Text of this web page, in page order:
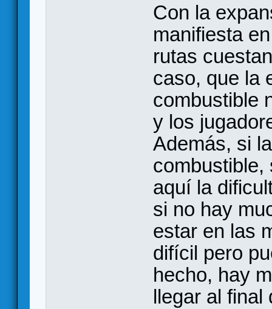
Con la
manifiesta
rutas
caso, que la
combustible
y los
Además, si
combustible,
aquí la
si no hay
estar en las
difícil pero
hecho, hay
llegar al final